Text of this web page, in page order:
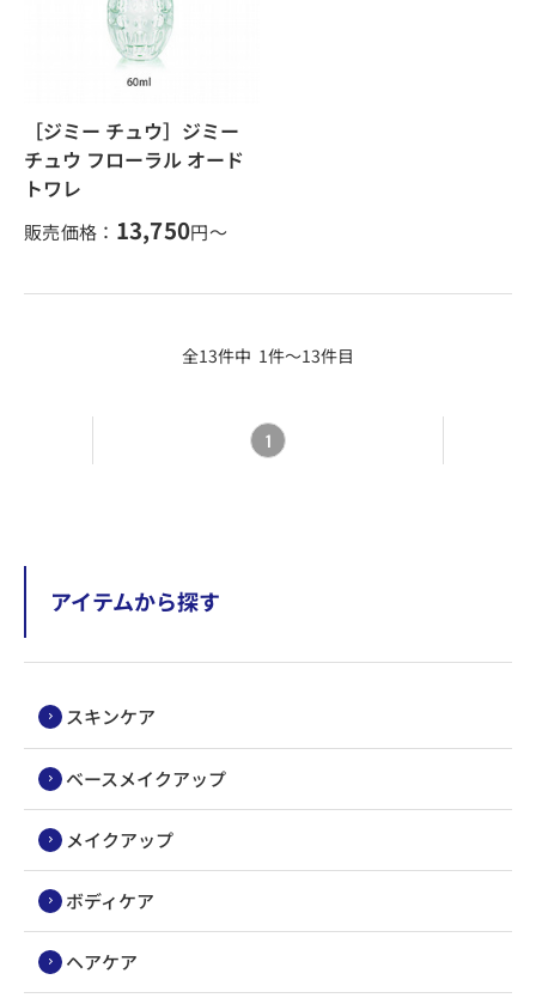
アイテムから探す
スキンケア
ベースメイクアップ
メイクアップ
ボディケア
ヘアケア
［ジミー チュウ］ジミー
チュウ フローラル オード
トワレ
販売価格： 13,750円～
全13件中 1件～13件目
1